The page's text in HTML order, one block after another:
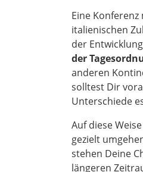
Eine
italienischen
der
der
anderen
solltest Dir
Unterschiede
Auf diese
gezielt
stehen Deine
längeren